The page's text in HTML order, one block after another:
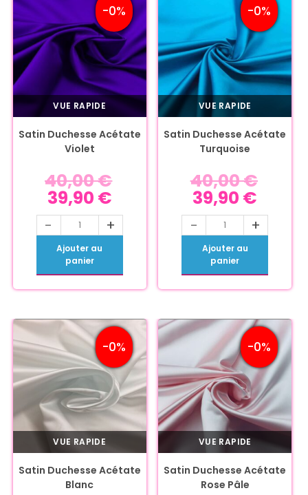
-0%
VUE RAPIDE
Satin Duchesse Acétate
Violet
40,00€
39,90 €
- +
Ajouter au
panier
-0%
VUE RAPIDE
Satin Duchesse Acétate
Turquoise
40,00€
39,90 €
- +
Ajouter au
panier
-0%
VUE RAPIDE
Satin Duchesse Acétate
Blanc
-0%
VUE RAPIDE
Satin Duchesse Acétate
Rose Pâle